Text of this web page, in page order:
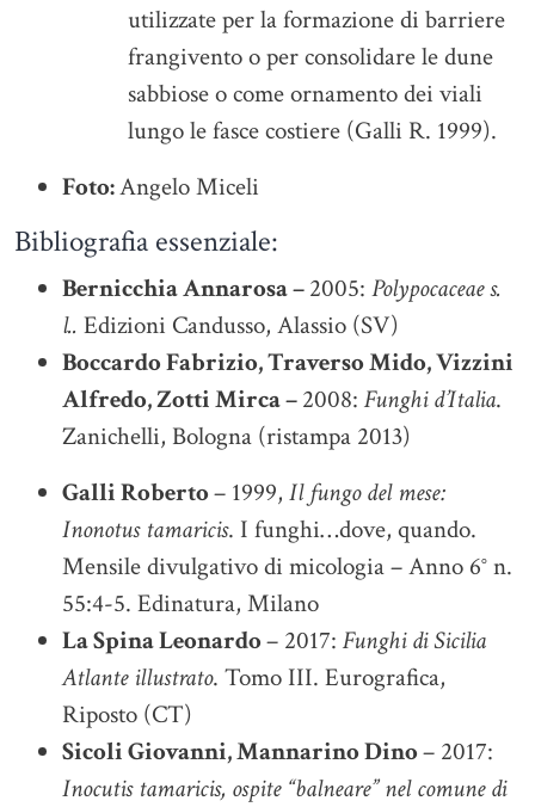
utilizzate per la formazione di barriere
frangivento o per consolidare le dune
sabbiose o come ornamento dei viali
lungo le fasce costiere (Galli R. 1999).
Foto:Angelo Miceli
Bibliografia essenziale:
Bernicchia Annarosa –2005: Polypocaceae s.
l.. Edizioni Candusso, Alassio (SV)
Boccardo Fabrizio, Traverso Mido, Vizzini
Alfredo, Zotti Mirca –2008: Funghi d’Italia.
Zanichelli, Bologna (ristampa 2013)
Galli Roberto– 1999, Il fungo del mese:
Inonotus tamaricis. I funghi…dove, quando.
Mensile divulgativo di micologia – Anno 6° n.
55:4-5. Edinatura, Milano
La Spina Leonardo– 2017: Funghi di Sicilia
Atlante illustrato. Tomo III. Eurografica,
Riposto (CT)
Sicoli Giovanni, Mannarino Dino– 2017:
Inocutis tamaricis, ospite “balneare” nel comune di